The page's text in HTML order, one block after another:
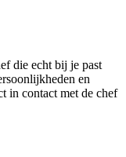
die echt bij je past
en
in contact met de chef